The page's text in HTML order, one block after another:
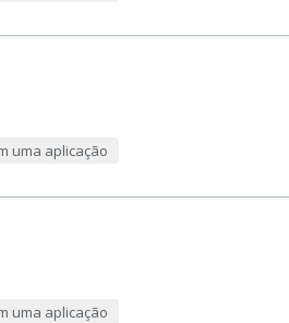
uma aplicação
uma aplicação